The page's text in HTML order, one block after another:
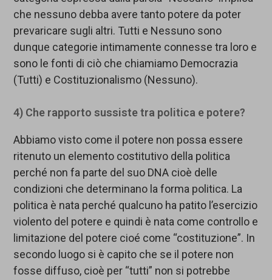
che nessuno debba avere tanto potere da poter
prevaricare sugli altri. Tutti e Nessuno sono
dunque categorie intimamente connesse tra loro e
sono le fonti di ciò che chiamiamo Democrazia
(Tutti) e Costituzionalismo (Nessuno).
4) Che rapporto sussiste tra politica e potere?
Abbiamo visto come il potere non possa essere
ritenuto un elemento costitutivo della politica
perché non fa parte del suo DNA cioè delle
condizioni che determinano la forma politica. La
politica è nata perché qualcuno ha patito l’esercizio
violento del potere e quindi è nata come controllo e
limitazione del potere cioé come “costituzione”. In
secondo luogo si è capito che se il potere non
fosse diffuso, cioè per “tutti” non si potrebbe